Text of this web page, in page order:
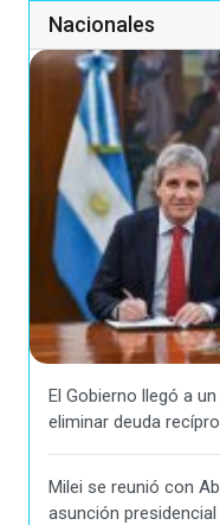
Nacionales
El Gobierno llegó a
eliminar deuda
Milei se reunió con
asunción presidencial